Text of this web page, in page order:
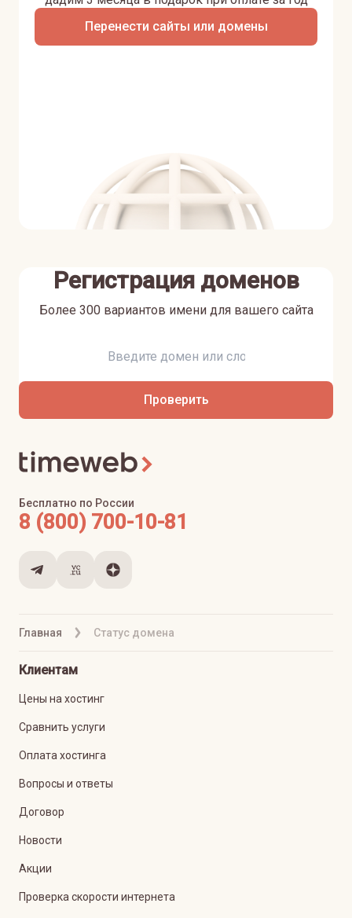
Перенести сайты или домены
Регистрация доменов
Более 300 вариантов имени для вашего сайта
Проверить
Главная Статус домена
Бесплатно по России
8 (800) 700-10-81
Клиентам
Цены на хостинг
Сравнить услуги
Оплата хостинга
Вопросы и ответы
Договор
Новости
Акции
Проверка скорости интернета